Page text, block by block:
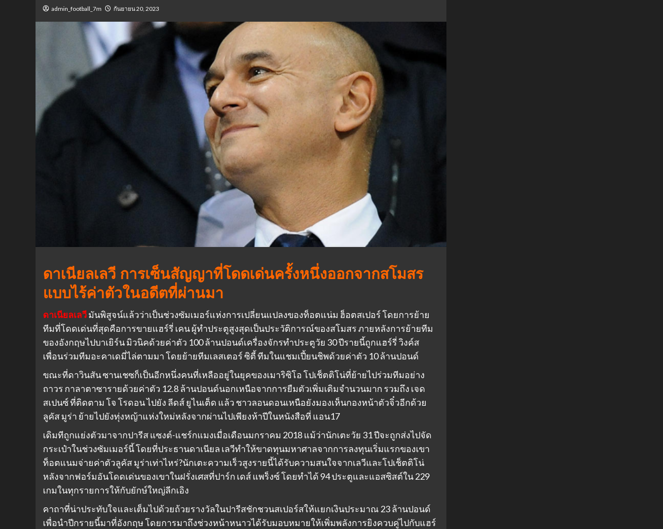
admin_football_7m กันยายน 20, 2023
ดาเนียลเลวี การเซ็นสัญญาที่โดดเด่นครั้งหนึ่งออกจากสโมสร
แบบไร้ค่าตัวในอดีตที่ผ่านมา
ดาเนียลเลวีมันพิสูจน์แล้วว่าเป็นช่วงซัมเมอร์แห่งการเปลี่ยนแปลงของท็อตแน่ม ฮ็อตสเปอร์ โดยการย้าย
ทีมที่โดดเด่นที่สุดคือการขายแฮร์รี่ เคน ผู้ทำประตูสูงสุดเป็นประวัติการณ์ของสโมสร ภายหลังการย้ายทีม
ของอังกฤษไปบาเยิร์น มิวนิคด้วยค่าตัว 100 ล้านปอนด์เครื่องจักรทำประตูวัย 30 ปีรายนี้ถูกแฮร์รี่ วิงค์ส
เพื่อนร่วมทีมอะคาเดมี่ไล่ตามมา โดยย้ายทีมเลสเตอร์ ซิตี้ ทีมในแชมเปี้ยนชิพด้วยค่าตัว 10 ล้านปอนด์
ขณะที่ดาวินสัน ซานเชซก็เป็นอีกหนึ่งคนที่เหลืออยู่ในยุคของเมาริซิโอ โปเช็ตติโน่ที่ย้ายไปร่วมทีมอย่าง
ถาวร กาลาตาซารายด้วยค่าตัว 12.8 ล้านปอนด์นอกเหนือจากการยืมตัวเพิ่มเติมจำนวนมาก รวมถึง เจด
สเปนซ์ ที่ติดตาม โจ โรดอน ไปยัง ลีดส์ ยูไนเต็ด แล้ว ชาวลอนดอนเหนือยังมองเห็นกองหน้าตัวจิ๋วอีกด้วย
ลูคัส มูร่า ย้ายไปยังทุ่งหญ้าแห่งใหม่หลังจากผ่านไปเพียงห้าปีในหนังสือที่ แอน17
เดิมทีถูกแย่งตัวมาจากปารีส แซงต์-แชร์กแมงเมื่อเดือนมกราคม 2018 แม้ว่านักเตะวัย 31 ปีจะถูกส่งไปจัด
กระเป๋าในช่วงซัมเมอร์นี้ โดยที่ประธานดาเนียล เลวีทำให้ขาดทุนมหาศาลจากการลงทุนเริ่มแรกของเขา
ท็อตแนมจ่ายค่าตัวลูคัส มูร่าเท่าไหร่?นักเตะความเร็วสูงรายนี้ได้รับความสนใจจากเลวีและโปเช็ตติโน่
หลังจากฟอร์มอันโดดเด่นของเขาในฝรั่งเศสที่ปาร์ก เดส์ แพร็งซ์ โดยทำได้ 94 ประตูและแอสซิสต์ใน 229
เกมในทุกรายการให้กับยักษ์ใหญ่ลีกเอิง
คาถาที่น่าประทับใจและเต็มไปด้วยถ้วยรางวัลในปารีสชักชวนสเปอร์สให้แยกเงินประมาณ 23 ล้านปอนด์
เพื่อนำปีกรายนี้มาที่อังกฤษ โดยการมาถึงช่วงหน้าหนาวได้รับมอบหมายให้เพิ่มพลังการยิงควบคู่ไปกับแฮร์